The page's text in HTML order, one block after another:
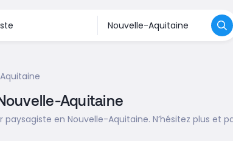
Aquitaine
en Nouvelle-Aquitaine. N’hésitez plus et